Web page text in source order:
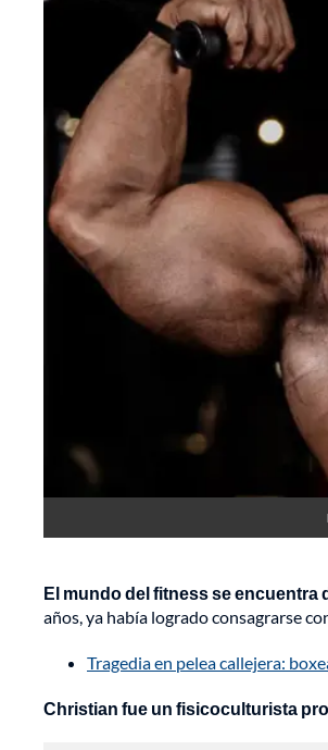
El mundo del fitness se
años, ya había logrado consagrarse
Tragedia en pelea callejera:
Christian fue un fisicoculturista